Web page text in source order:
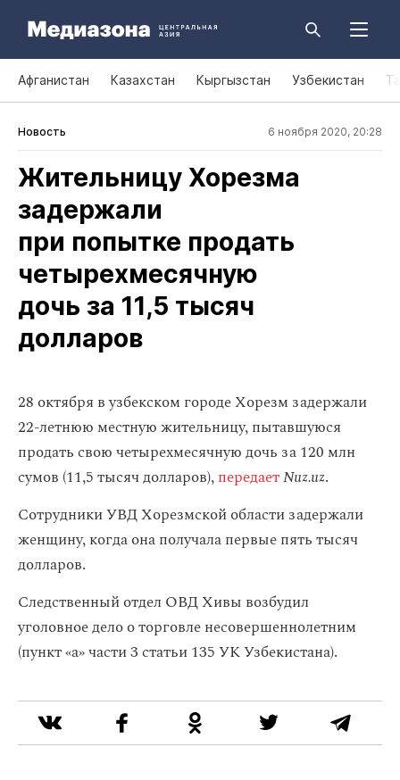
Афганистан Казахстан Кыргызстан Узбекистан
Новость 6 ноября 2020, 20:28
Жительницу Хорезма
задержали
при попытке продать
четырехмесячную
дочь за 11,5 тысяч
долларов
28 октября в узбекском городе Хорезм задержали
22-летнюю местную жительницу, пытавшуюся
продать свою четырехмесячную дочь за 120 млн
сумов (11,5 тысяч долларов),передаетNuz.uz.
Сотрудники УВД Хорезмской области задержали
женщину, когда она получала первые пять тысяч
долларов.
Следственный отдел ОВД Хивы возбудил
уголовное дело о торговле несовершеннолетним
(пункт «а» части 3 статьи 135 УК Узбекистана).